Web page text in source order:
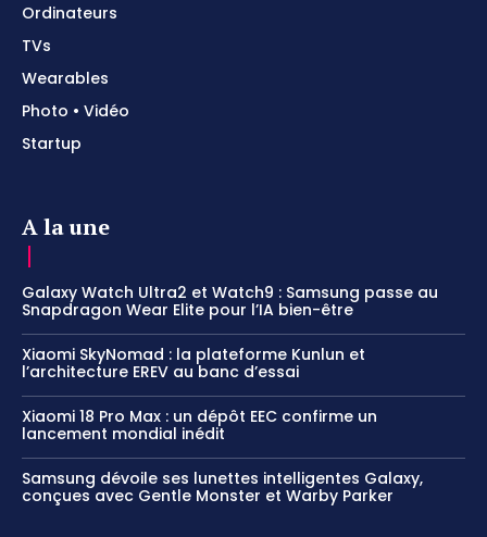
Ordinateurs
TVs
Wearables
Photo • Vidéo
Startup
A la une
Galaxy Watch Ultra2 et Watch9 : Samsung passe au
Snapdragon Wear Elite pour l’IA bien-être
Xiaomi SkyNomad : la plateforme Kunlun et
l’architecture EREV au banc d’essai
Xiaomi 18 Pro Max : un dépôt EEC confirme un
lancement mondial inédit
Samsung dévoile ses lunettes intelligentes Galaxy,
conçues avec Gentle Monster et Warby Parker